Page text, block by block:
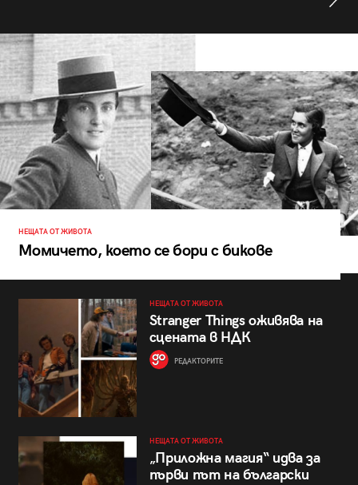
НЕЩАТА ОТ ЖИВОТА
Момичето, което се бори с бикове
НЕЩАТА ОТ ЖИВОТА
Stranger Things оживява на
сцената в НДК
РЕДАКТОРИТЕ
НЕЩАТА ОТ ЖИВОТА
„Приложна магия“ идва за
първи път на български